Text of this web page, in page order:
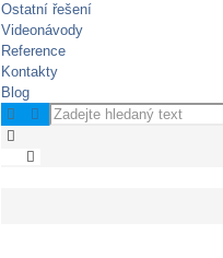
Ostatní řešení
Videonávody
Reference
Kontakty
Blog